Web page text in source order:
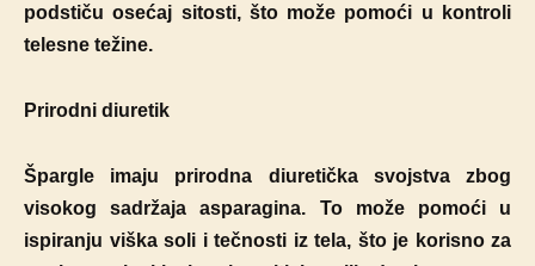
podstiču osećaj sitosti, što može pomoći u kontroli
telesne težine.
Prirodni diuretik
Špargle imaju prirodna diuretička svojstva zbog
visokog sadržaja asparagina. To može pomoći u
ispiranju viška soli i tečnosti iz tela, što je korisno za